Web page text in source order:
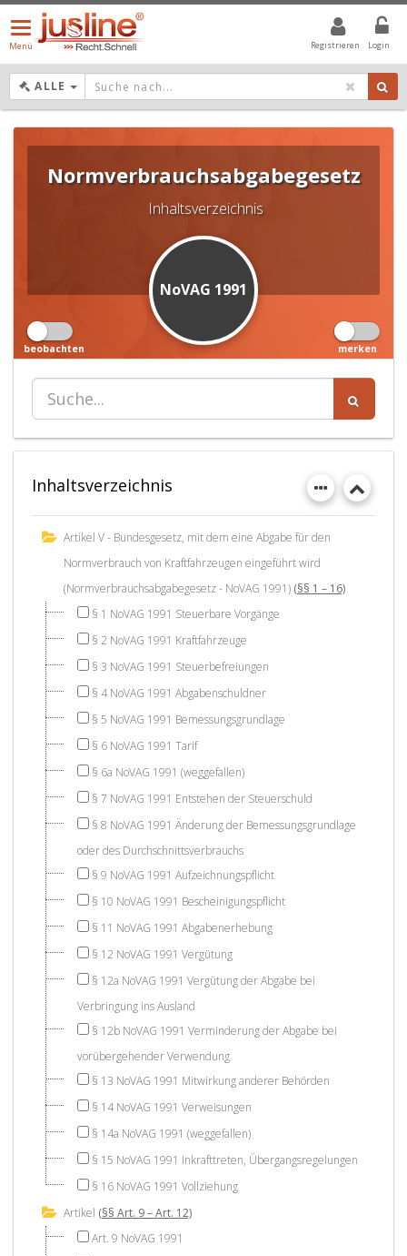
Registrieren Login
Menü
öffnen/schließen
Menü
ALLE DROPDOWN: GEWÄHLTER WERT IST ALLE
Normverbrauchsabgabegesetz
Inhaltsverzeichnis
NoVAG 1991
beobachten merken
Inhaltsverzeichnis
Artikel V - Bundesgesetz, mit dem eine Abgabe für den
Normverbrauch von Kraftfahrzeugen eingeführt wird
(Normverbrauchsabgabegesetz - NoVAG 1991) (§§ 1 – 16)
§ 1 NoVAG 1991 Steuerbare Vorgänge
§ 2 NoVAG 1991 Kraftfahrzeuge
§ 3 NoVAG 1991 Steuerbefreiungen
§ 4 NoVAG 1991 Abgabenschuldner
§ 5 NoVAG 1991 Bemessungsgrundlage
§ 6 NoVAG 1991 Tarif
§ 6a NoVAG 1991 (weggefallen)
§ 7 NoVAG 1991 Entstehen der Steuerschuld
§ 8 NoVAG 1991 Änderung der Bemessungsgrundlage
oder des Durchschnittsverbrauchs
§ 9 NoVAG 1991 Aufzeichnungspflicht
§ 10 NoVAG 1991 Bescheinigungspflicht
§ 11 NoVAG 1991 Abgabenerhebung
§ 12 NoVAG 1991 Vergütung
§ 12a NoVAG 1991 Vergütung der Abgabe bei
Verbringung ins Ausland
§ 12b NoVAG 1991 Verminderung der Abgabe bei
vorübergehender Verwendung
§ 13 NoVAG 1991 Mitwirkung anderer Behörden
§ 14 NoVAG 1991 Verweisungen
§ 14a NoVAG 1991 (weggefallen)
§ 15 NoVAG 1991 Inkrafttreten, Übergangsregelungen
§ 16 NoVAG 1991 Vollziehung
Artikel (§§ Art. 9 – Art. 12)
Art. 9 NoVAG 1991